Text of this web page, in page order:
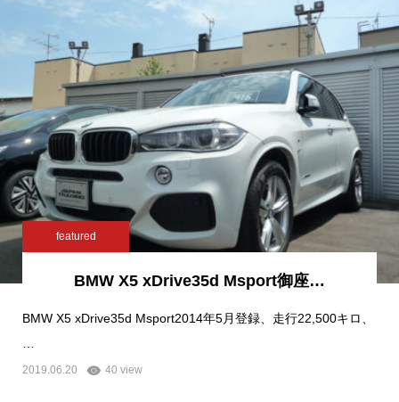
featured
BMW X5 xDrive35d Msport御座…
BMW X5 xDrive35d Msport2014年5月登録、走行22,500キロ、
2019.06.20 40 view